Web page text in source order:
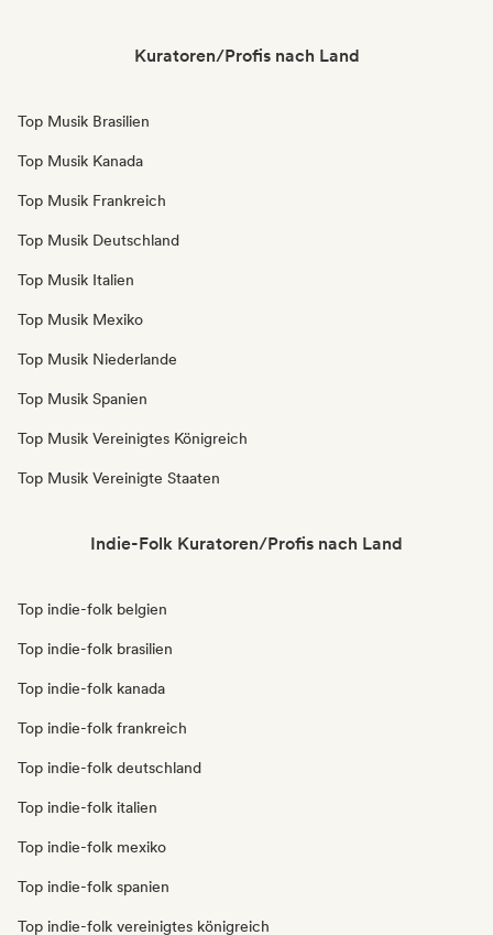
Kuratoren/Profis nach Land
Top Musik Brasilien
Top Musik Kanada
Top Musik Frankreich
Top Musik Deutschland
Top Musik Italien
Top Musik Mexiko
Top Musik Niederlande
Top Musik Spanien
Top Musik Vereinigtes Königreich
Top Musik Vereinigte Staaten
Indie-Folk Kuratoren/Profis nach Land
Top indie-folk belgien
Top indie-folk brasilien
Top indie-folk kanada
Top indie-folk frankreich
Top indie-folk deutschland
Top indie-folk italien
Top indie-folk mexiko
Top indie-folk spanien
Top indie-folk vereinigtes königreich